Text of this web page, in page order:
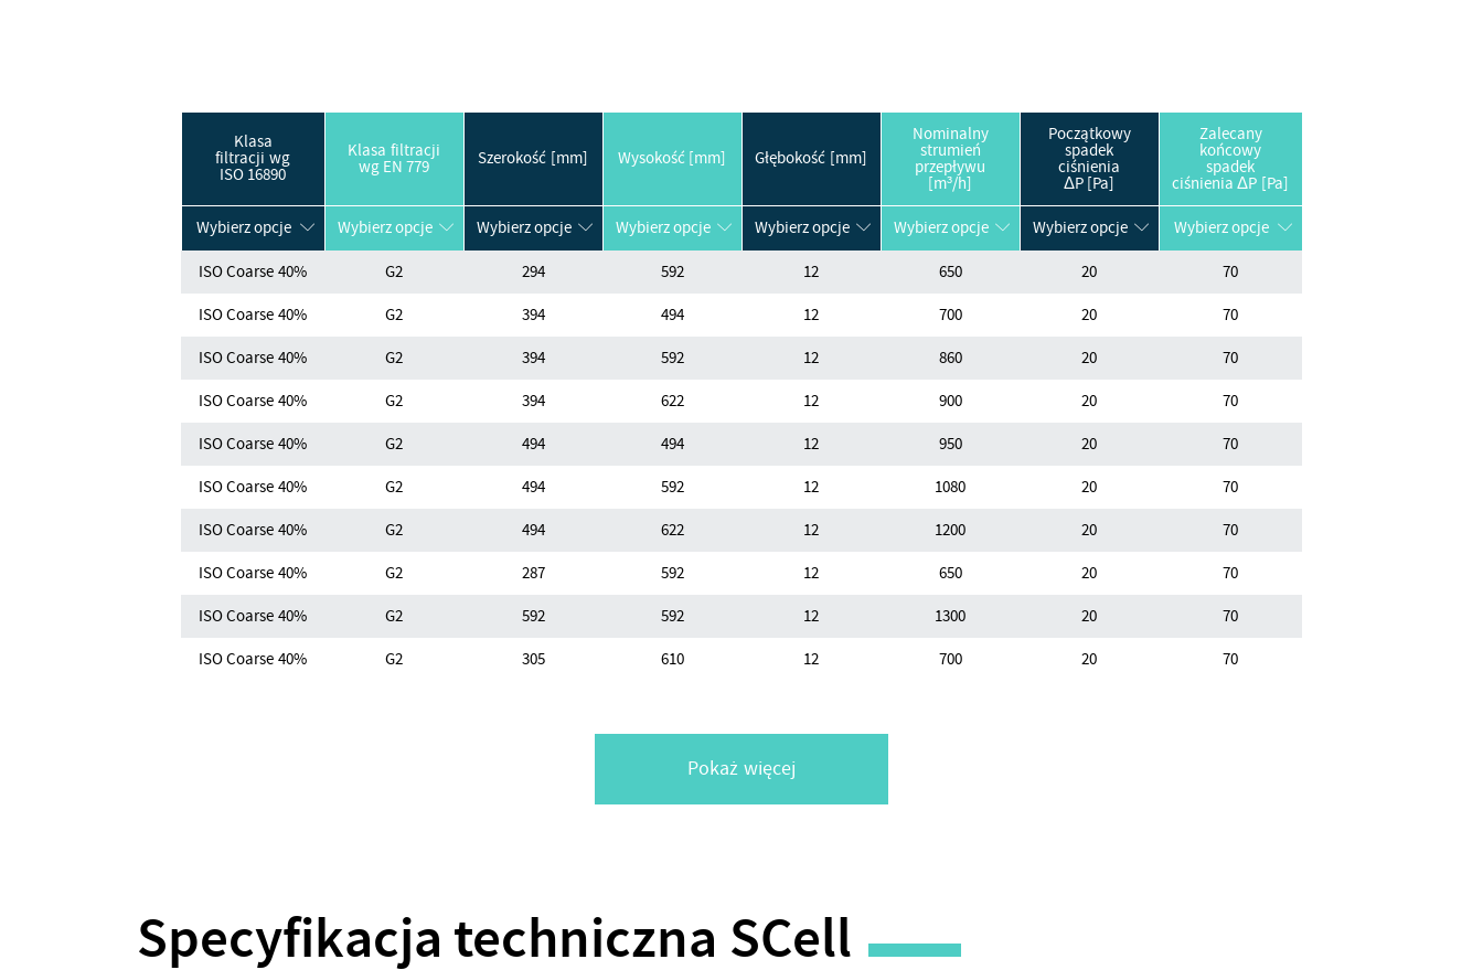
Klasa
filtracji wg
ISO 16890
Klasa filtracji
wg EN 779 Szerokość [mm] Wysokość [mm] Głębokość [mm]
Nominalny
strumień
przepływu
[m³/h]
Początkowy
spadek
ciśnienia
ΔP [Pa]
Zalecany
końcowy
spadek
ciśnienia ΔP [Pa]
Wybierz opcje
Wybierz opcje Wybierz opcje Wybierz opcje Wybierz opcje Wybierz opcje Wybierz opcje
Wybierz opcje
ISO Coarse 40%
G2 294 592 12 650 20
70
ISO Coarse 40%
G2 394 494 12 700 20
70
ISO Coarse 40%
G2 394 592 12 860 20
70
ISO Coarse 40%
G2 394 622 12 900 20
70
ISO Coarse 40%
G2 494 494 12 950 20
70
ISO Coarse 40%
G2 494 592 12 1080 20
70
ISO Coarse 40%
G2 494 622 12 1200 20
70
ISO Coarse 40%
G2 287 592 12 650 20
70
ISO Coarse 40%
G2 592 592 12 1300 20
70
ISO Coarse 40%
G2 305 610 12 700 20 70
Pokaż więcej
Specyfikacja techniczna SCell